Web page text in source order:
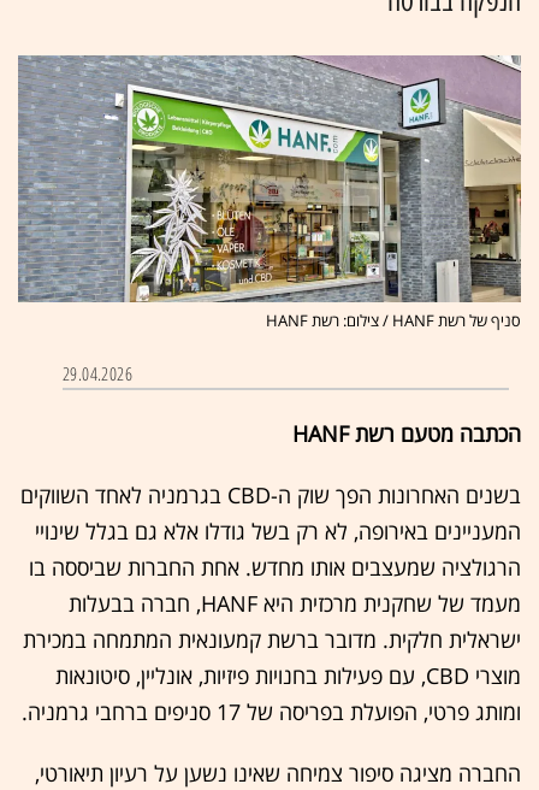
סניף של רשת HANF / צילום: רשת HANF
29.04.2026
הכתבה מטעם רשת HANF
בשנים האחרונות הפך שוק ה-CBD בגרמניה לאחד השווקים
המעניינים באירופה, לא רק בשל גודלו אלא גם בגלל שינויי
הרגולציה שמעצבים אותו מחדש. אחת החברות שביססה בו
מעמד של שחקנית מרכזית היא HANF, חברה בבעלות
ישראלית חלקית. מדובר ברשת קמעונאית המתמחה במכירת
מוצרי CBD, עם פעילות בחנויות פיזיות, אונליין, סיטונאות
ומותג פרטי, הפועלת בפריסה של 17 סניפים ברחבי גרמניה.
החברה מציגה סיפור צמיחה שאינו נשען על רעיון תיאורטי,